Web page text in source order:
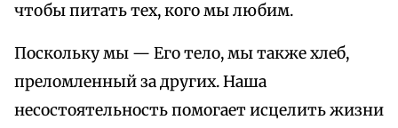
чтобы питать тех, кого мы любим.
Поскольку мы — Его тело, мы также хлеб,
преломленный за других. Наша
несостоятельность помогает исцелить жизни